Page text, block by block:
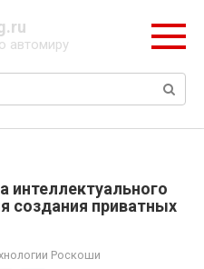
автомиру
интеллектуального
создания приватных
Роскоши